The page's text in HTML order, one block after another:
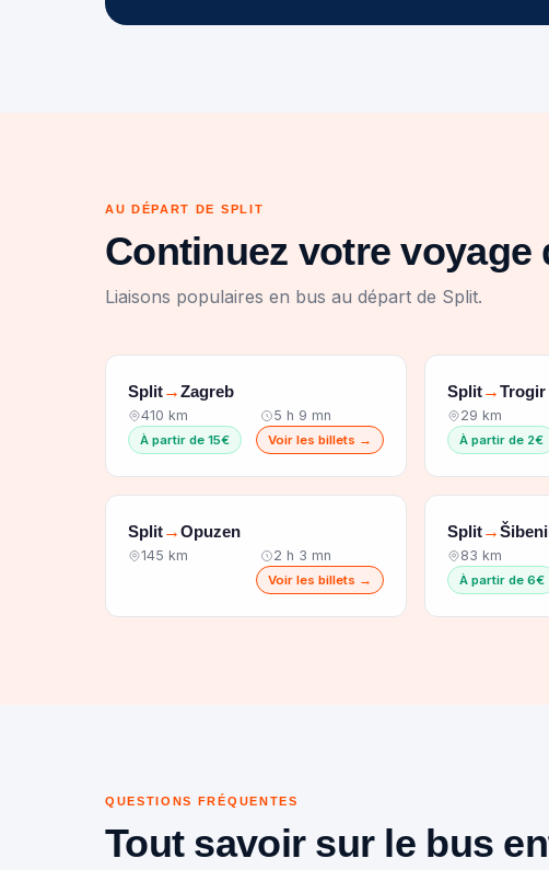
AU DÉPART DE SPLIT
Continuez votre voyage
Liaisons populaires en bus au départ de Split.
Split→Zagreb
410 km 5 h 9 mn
À partir de 15€ Voir les billets →
Split→Trogir
29 km
À partir de 2€
Split→Opuzen
145 km 2 h 3 mn
Voir les billets →
Split→
83 km
À partir de 6€
QUESTIONS FRÉQUENTES
Tout savoir sur le bus